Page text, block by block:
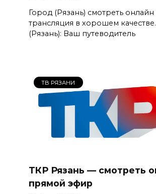
Город (Рязань) смотреть
трансляция в хорошем
(Рязань): Ваш путеводитель
ТВ РЯЗАНИ
ТКР Рязань — смотреть
прямой эфир